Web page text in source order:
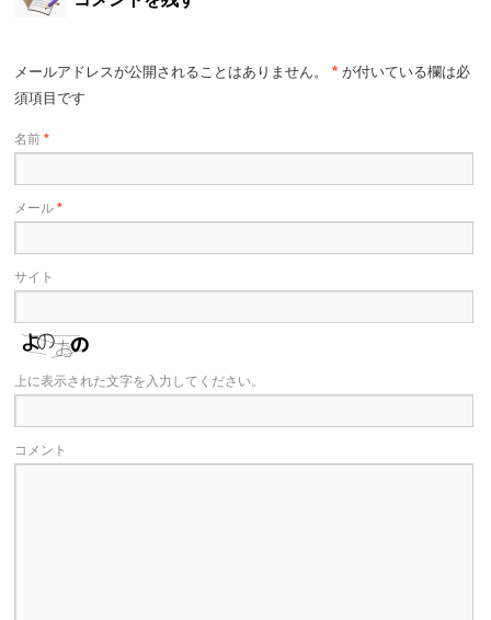
メールアドレスが公開されることはありません。 * が付いている欄は必
須項目です
名前*
メール*
サイト
上に表示された文字を入力してください。
コメント